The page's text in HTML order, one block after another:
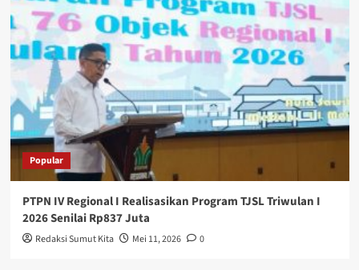
Popular
PTPN IV Regional I Realisasikan Program TJSL Triwulan I
2026 Senilai Rp837 Juta
Redaksi Sumut Kita Mei 11, 2026 0